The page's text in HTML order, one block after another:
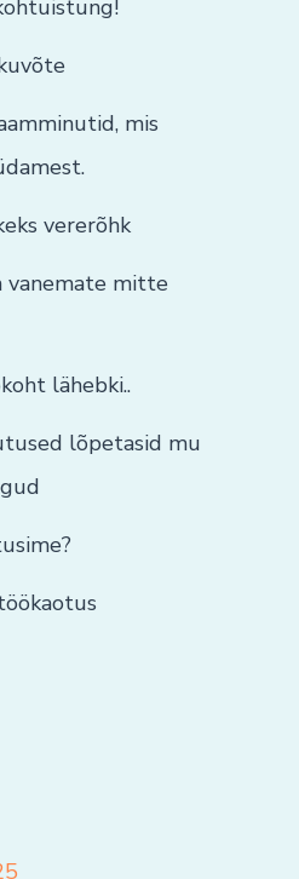
mis
vererõhk
vanemate mitte
lähebki..
lõpetasid mu